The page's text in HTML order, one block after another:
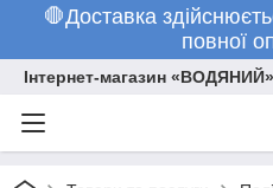
🛑Доставка
повної
Інтернет-магазин «ВОДЯНИЙ»